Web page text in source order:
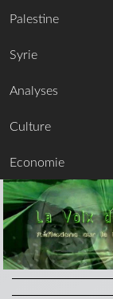
Palestine
Syrie
Analyses
Culture
Economie